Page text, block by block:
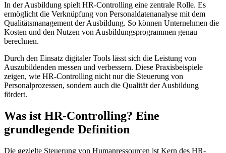
In der Ausbildung spielt HR-Controlling eine zentrale Rolle. Es
ermöglicht die Verknüpfung von Personaldatenanalyse mit dem
Qualitätsmanagement der Ausbildung. So können Unternehmen die
Kosten und den Nutzen von Ausbildungsprogrammen genau
berechnen.
Durch den Einsatz digitaler Tools lässt sich die Leistung von
Auszubildenden messen und verbessern. Diese Praxisbeispiele
zeigen, wie HR-Controlling nicht nur die Steuerung von
Personalprozessen, sondern auch die Qualität der Ausbildung
fördert.
Was ist HR-Controlling? Eine
grundlegende Definition
Die gezielte Steuerung von Humanressourcen ist Kern des HR-